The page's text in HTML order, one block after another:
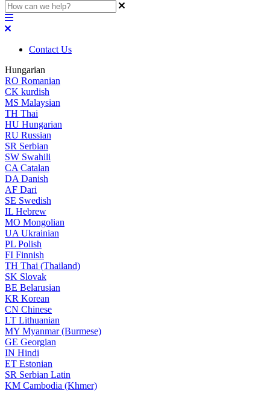
Contact Us
Hungarian
RO Romanian
CK kurdish
MS Malaysian
TH Thai
HU Hungarian
RU Russian
SR Serbian
SW Swahili
CA Catalan
DA Danish
AF Dari
SE Swedish
IL Hebrew
MO Mongolian
UA Ukrainian
PL Polish
FI Finnish
TH Thai (Thailand)
SK Slovak
BE Belarusian
KR Korean
CN Chinese
LT Lithuanian
MY Myanmar (Burmese)
GE Georgian
IN Hindi
ET Estonian
SR Serbian Latin
KM Cambodia (Khmer)